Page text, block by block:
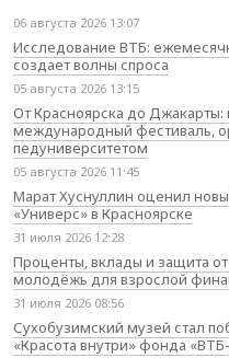
06 августа 2026 13:07
Исследование ВТБ:
создает волны спроса
05 августа 2026 13:15
От Красноярска до
международный фестиваль,
педуниверситетом
05 августа 2026 11:45
Марат Хуснуллин оценил
«Универс» в Красноярске
31 июля 2026 12:28
Проценты, вклады и защита
молодёжь для взрослой
31 июля 2026 08:56
Сухобузимский музей стал
«Красота внутри» фонда